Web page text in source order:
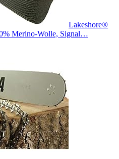
Lakeshore®
Merino-Wolle, Signal…